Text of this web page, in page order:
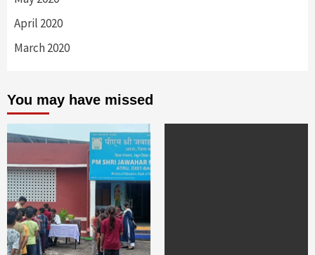
April 2020
March 2020
You may have missed